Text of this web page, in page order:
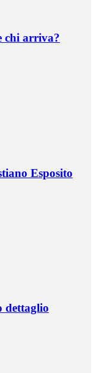
chi arriva?
Esposito
dettaglio